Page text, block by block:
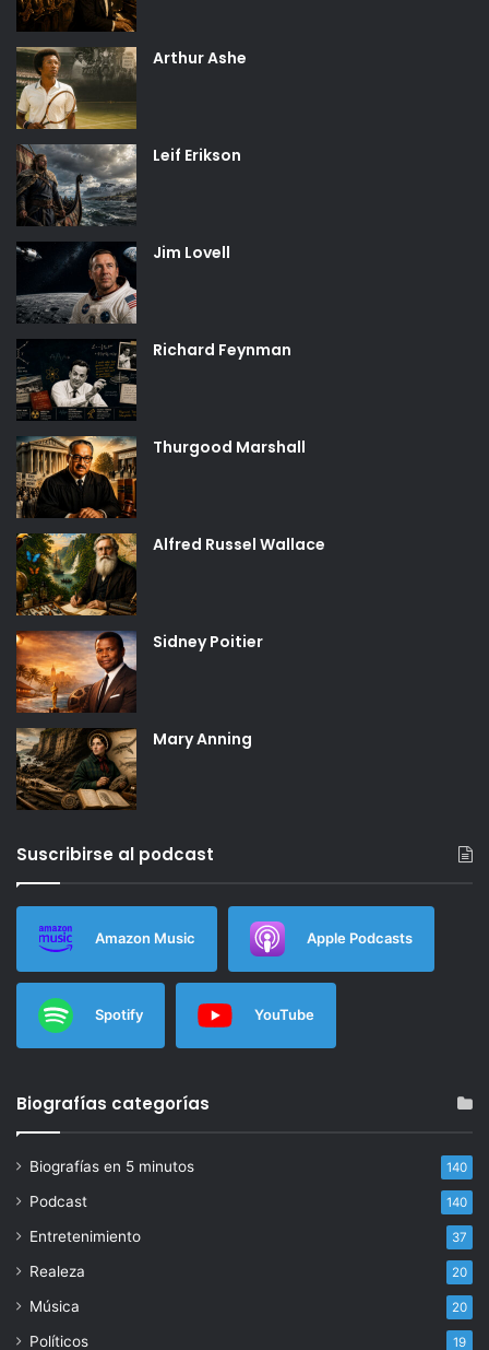
Arthur Ashe
Leif Erikson
Jim Lovell
Richard Feynman
Thurgood Marshall
Alfred Russel Wallace
Sidney Poitier
Mary Anning
Suscribirse al podcast
Amazon Music Apple Podcasts
Spotify YouTube
Biografías categorías
Biografías en 5 minutos 140
Podcast 140
Entretenimiento 37
Realeza 20
Música 20
Políticos 19